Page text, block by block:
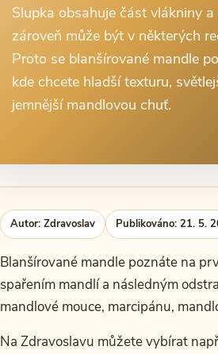
Slupka obsahuje část vlákniny
zároveň může být v některých
Proto se blanšírované mandle
kde chcete hladší texturu,
jemnější mandlovou chuť.
Autor: Zdravoslav Publikováno: 21. 5.
Blanšírované mandle poznáte na
spařením mandlí a následným
mandlové mouce, marcipánu,
Na Zdravoslavu můžete vybírat